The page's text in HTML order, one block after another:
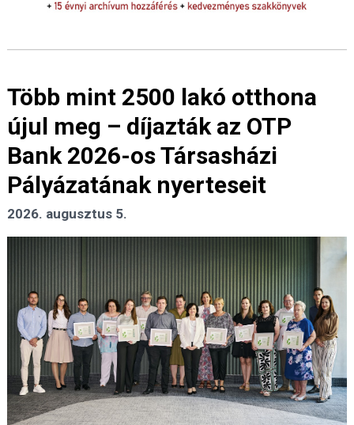
Több mint 2500 lakó otthona
újul meg – díjazták az OTP
Bank 2026-os Társasházi
Pályázatának nyerteseit
2026. augusztus 5.